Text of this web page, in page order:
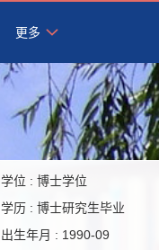
更多
学位 : 博士学位
学历 : 博士研究生毕业
出生年月 : 1990-09